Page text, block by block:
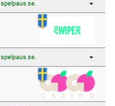
spelpaus.se.
spelpaus.se.